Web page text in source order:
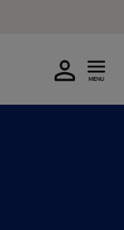
MENU